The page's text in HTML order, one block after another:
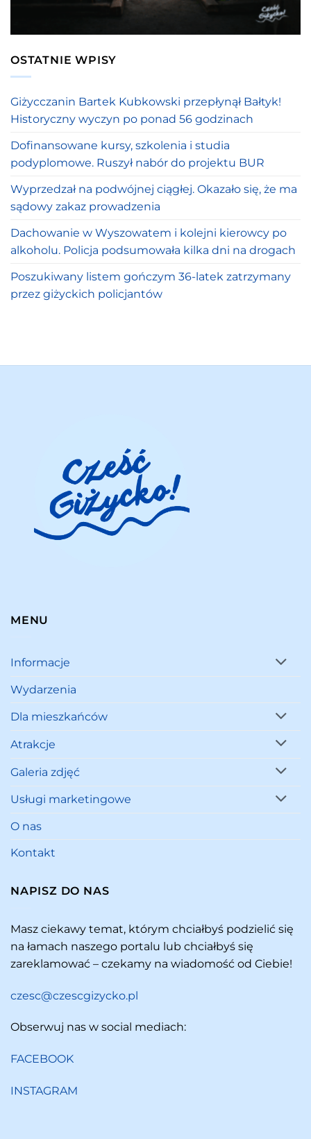
OSTATNIE WPISY
Giżycczanin Bartek Kubkowski przepłynął Bałtyk!
Historyczny wyczyn po ponad 56 godzinach
Dofinansowane kursy, szkolenia i studia
podyplomowe. Ruszył nabór do projektu BUR
Wyprzedzał na podwójnej ciągłej. Okazało się, że ma
sądowy zakaz prowadzenia
Dachowanie w Wyszowatem i kolejni kierowcy po
alkoholu. Policja podsumowała kilka dni na drogach
Poszukiwany listem gończym 36-latek zatrzymany
przez giżyckich policjantów
MENU
Informacje
Wydarzenia
Dla mieszkańców
Atrakcje
Galeria zdjęć
Usługi marketingowe
O nas
Kontakt
NAPISZ DO NAS
Masz ciekawy temat, którym chciałbyś podzielić się
na łamach naszego portalu lub chciałbyś się
zareklamować – czekamy na wiadomość od Ciebie!
czesc@czescgizycko.pl
Obserwuj nas w social mediach:
FACEBOOK
INSTAGRAM